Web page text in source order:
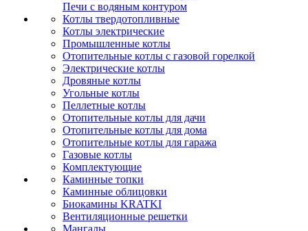
Печи с водяным контуром
Котлы твердотопливные
Котлы электрические
Промышленные котлы
Отопительные котлы с газовой горелкой
Электрические котлы
Дровяные котлы
Угольные котлы
Пеллетные котлы
Отопительные котлы для дачи
Отопительные котлы для дома
Отопительные котлы для гаража
Газовые котлы
Комплектующие
Каминные топки
Каминные облицовки
Биокамины KRATKI
Вентиляционные решетки
Мангалы